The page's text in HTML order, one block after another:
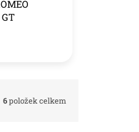
6položek celkem